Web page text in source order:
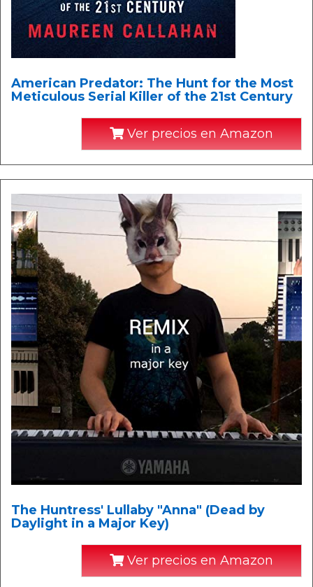
American Predator: The Hunt for the Most
Meticulous Serial Killer of the 21st Century
Ver precios en Amazon
The Huntress' Lullaby "Anna" (Dead by
Daylight in a Major Key)
Ver precios en Amazon